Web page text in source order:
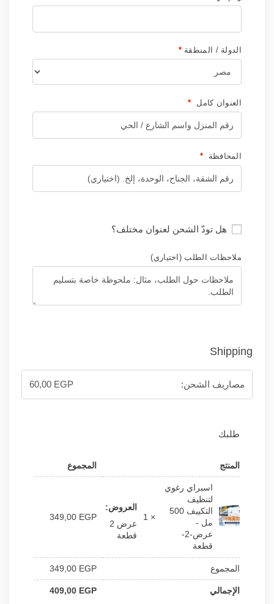
الدولة / المنطقة*
العنوان كامل *
المحافظة *
هل تودّ الشحن لعنوان مختلف؟
ملاحظات الطلب (اختياري)
Shipping
مصاريف الشحن: 60,00 EGP
طلبك
المنتج المجموع
اسبراي رغوي
لتنظيف
التكييف 500
مل -
عرض-2-
قطعة
× 1
العروض:
عرض 2
قطعة
349,00 EGP
المجموع 349,00 EGP
الإجمالي 409,00 EGP